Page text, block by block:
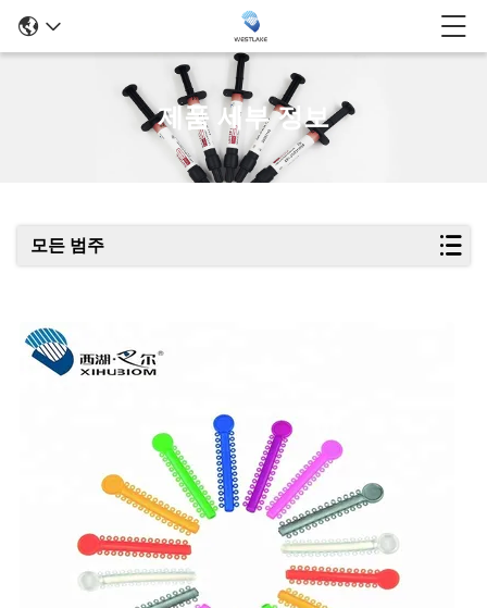
제품 세부 정보
모든 범주